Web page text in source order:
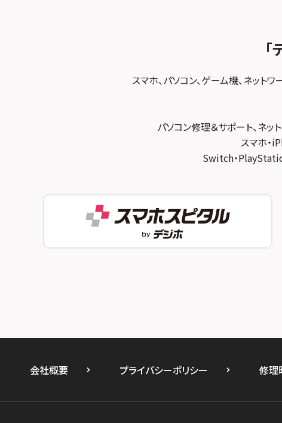
スマホスピタル 大森
スマホスピタル 自由が丘
スマホスピタルオリナス錦糸町
スマホスピタル立川
スマホスピタル西宮北口
スマホスピタル by デジホ 姫路キャスパ
スマホスピタル伊丹
スマホ、パソコン、ゲーム機、ネット
パソコン修理＆サポート、ネ
スマホ・
Switch・
会社概要 プライバシーポリシー 修理